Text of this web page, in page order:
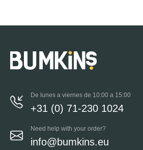
De lunes a viernes de 10:00 a 15:00
+31 (0) 71-230 1024
Need help with your order?
info@bumkins.eu